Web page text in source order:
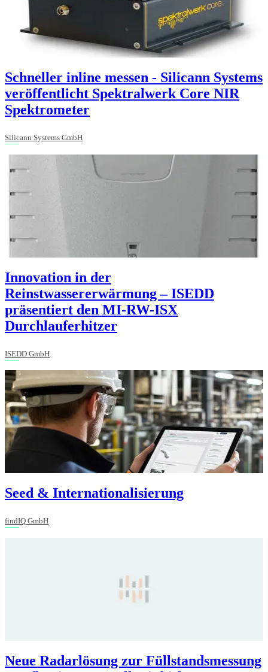
Schneller inline messen - Silicann Systems
veröffentlicht Spektralwerk Core NIR
Spektrometer
Silicann Systems GmbH
Innovation in der
Reinstwassererwärmung – ISEDD
präsentiert den MI-RW-ISX
Durchlauferhitzer
ISEDD GmbH
Seed & Internationalisierung
findIQ GmbH
Neue Radarlösung zur Füllstandsmessung